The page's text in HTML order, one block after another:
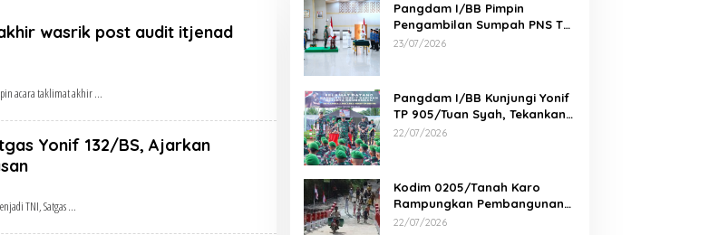
wasrik post audit itjenad
acara taklimat akhir
Yonif 132/BS, Ajarkan
TNI, Satgas
Pangdam I/BB Pimpin
Pengambilan Sumpah PNS TNI
AD di Makodam I/BB
23/07/2026
Pangdam I/BB Kunjungi Yonif
TP 905/Tuan Syah, Tekankan
Profesionalisme dan
22/07/2026
Kodim 0205/Tanah Karo
Rampungkan Pembangunan
Jembatan Beton di Desa
22/07/2026